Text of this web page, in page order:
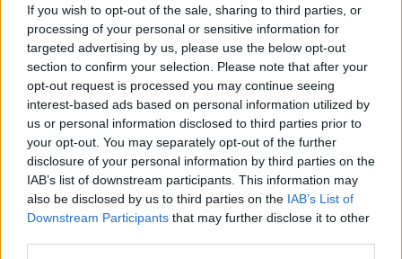
If you wish to opt-out of the sale, sharing to third parties, or
processing of your personal or sensitive information for
targeted advertising by us, please use the below opt-out
section to confirm your selection. Please note that after your
opt-out request is processed you may continue seeing
interest-based ads based on personal information utilized by
us or personal information disclosed to third parties prior to
your opt-out. You may separately opt-out of the further
disclosure of your personal information by third parties on the
IAB’s list of downstream participants. This information may
also be disclosed by us to third parties on the IAB’s List of
Downstream Participants that may further disclose it to other
“Viņitos mīl!” Slaidiņš
atklāj skarbu ainu par
Krievijas situāciju
frontē
Ar šo zodiaka zīmju
pārstāvjiem labāk
nestrīdēties: viņi
vienmēr atradīs veidu,
kā pamatīgi atriebties